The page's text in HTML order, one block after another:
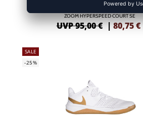
ZOOM HYPERSPEED COURT SE
UVP 95,00 € |80,75€
SALE
-25%